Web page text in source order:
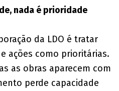
nada é prioridade
da LDO é tratar
ações como prioritárias.
as obras aparecem com
perde capacidade